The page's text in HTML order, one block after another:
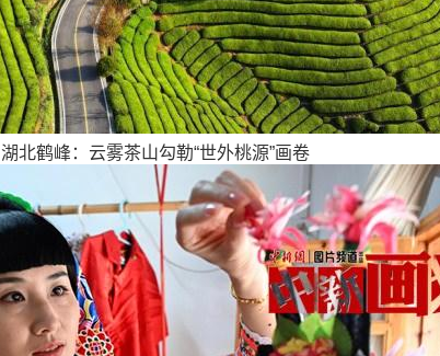
湖北鹤峰：云雾茶山勾勒“世外桃源”画卷